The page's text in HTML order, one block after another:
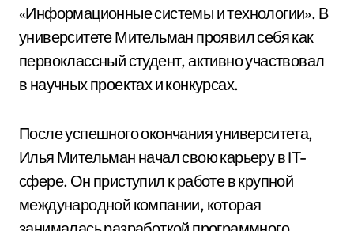
«Информационные системы и технологии». В
университете Мительман проявил себя как
первоклассный студент, активно участвовал
в научных проектах и конкурсах.
После успешного окончания университета,
Илья Мительман начал свою карьеру в IT-
сфере. Он приступил к работе в крупной
международной компании, которая